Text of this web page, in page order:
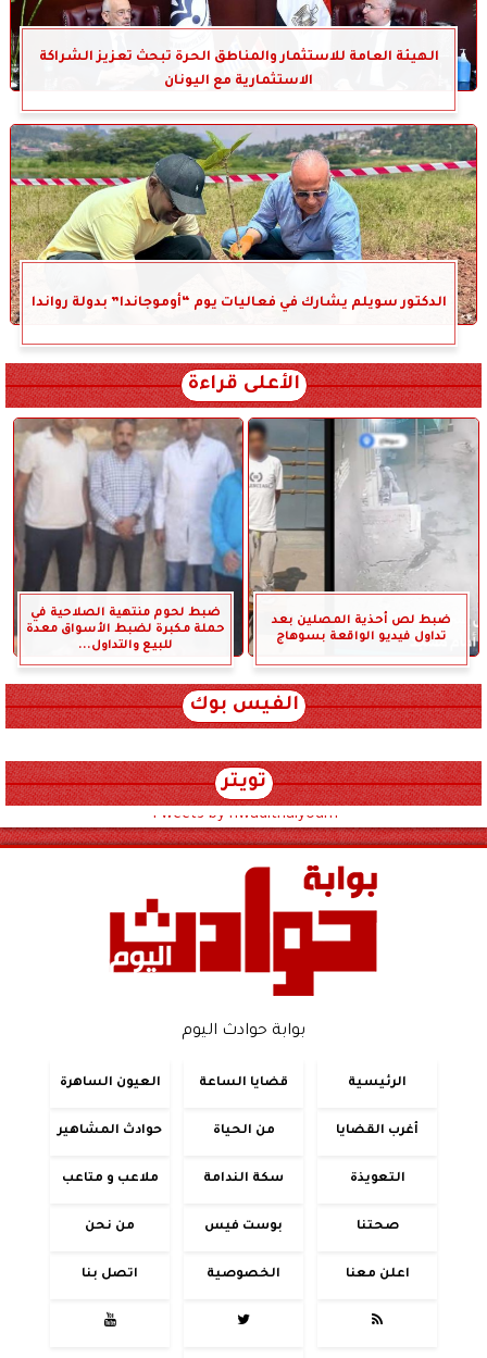
الهيئة العامة للاستثمار والمناطق الحرة تبحث تعزيز الشراكة
الاستثمارية مع اليونان
الدكتور سويلم يشارك في فعاليات يوم “أوموجاندا” بدولة رواندا
الأعلى قراءة
ضبط لص أحذية المصلين بعد
تداول فيديو الواقعة بسوهاج
ضبط لحوم منتهية الصلاحية في
حملة مكبرة لضبط الأسواق معدة
للبيع والتداول...
الفيس بوك
تويتر
Tweets by hwadithalyoum
بوابة حوادث اليوم
الرئيسية قضايا الساعة العيون الساهرة
أغرب القضايا من الحياة حوادث المشاهير
التعويذة سكة الندامة ملاعب و متاعب
صحتنا بوست فيس من نحن
اعلن معنا الخصوصية اتصل بنا


